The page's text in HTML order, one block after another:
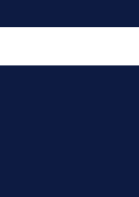
alternatifler olmalı.